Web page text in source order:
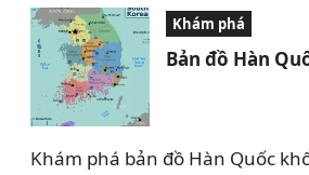
Khám phá
Bản đồ Hàn
Khám phá bản đồ Hàn Quốc